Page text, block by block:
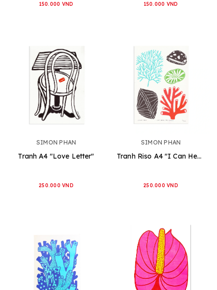
150.000 VND 150.000 VND
SIMON PHAN
Tranh A4 "Love Letter"
250.000 VND
SIMON PHAN
Tranh Riso A4 "I Can Hear The Waves"
250.000 VND